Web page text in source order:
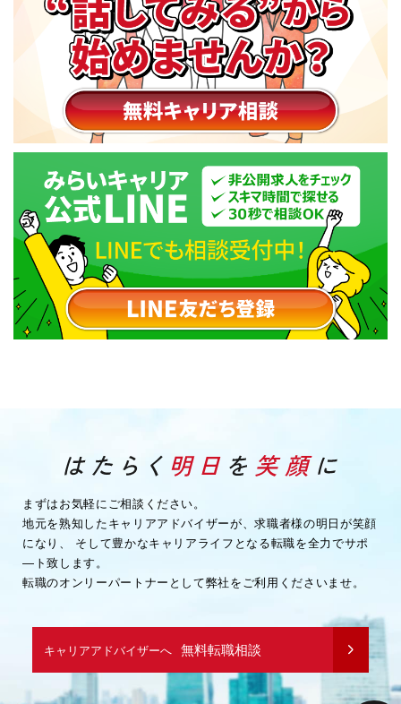
まずはお気軽にご相談ください。
地元を熟知したキャリアアドバイザーが、求職者様の明日が笑顔
になり、
そして豊かなキャリアライフとなる転職を全力でサポ
―ト致します。
転職のオンリーパートナーとして弊社をご利用くださいませ。
キャリアアドバイザーへ 無料転職相談